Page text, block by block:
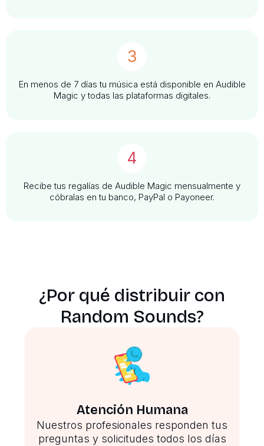
3
En menos de 7 días tu música está disponible en Audible
Magic y todas las plataformas digitales.
4
Recibe tus regalías de Audible Magic mensualmente y
cóbralas en tu banco, PayPal o Payoneer.
¿Por qué distribuir con
Random Sounds?
Atención Humana
Nuestros profesionales responden tus
preguntas y solicitudes todos los días